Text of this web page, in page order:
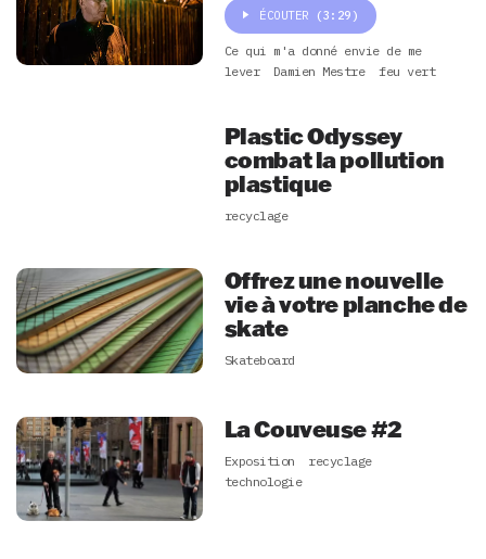
ÉCOUTER (3:29)
Ce qui m'a donné envie de me
lever
Damien Mestre feu vert
Plastic Odyssey
combat la pollution
plastique
recyclage
Offrez une nouvelle
vie à votre planche de
skate
Skateboard
La Couveuse #2
Exposition
recyclage
technologie